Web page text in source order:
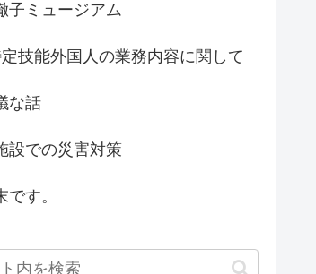
子ミュージアム
技能外国人の業務内容に関して
な話
設での災害対策
です。